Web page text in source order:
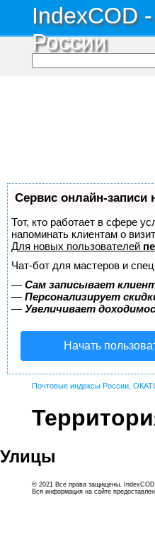
IndexCOD
России
Сервис онлайн-записи
Тот, кто работает в сфере
напоминать клиентам о
Для новых пользователей
Чат-бот для мастеров и
— Сам записывает
— Персонализирует
— Увеличивает
Начать
Почтовые индексы России,
Улицы
© 2021 Все права защищены.
Вся информация на сайте